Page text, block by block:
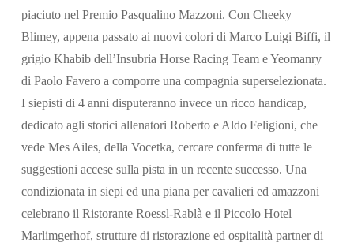
piaciuto nel Premio Pasqualino Mazzoni. Con Cheeky
Blimey, appena passato ai nuovi colori di Marco Luigi Biffi, il
grigio Khabib dell’Insubria Horse Racing Team e Yeomanry
di Paolo Favero a comporre una compagnia superselezionata.
I siepisti di 4 anni disputeranno invece un ricco handicap,
dedicato agli storici allenatori Roberto e Aldo Feligioni, che
vede Mes Ailes, della Vocetka, cercare conferma di tutte le
suggestioni accese sulla pista in un recente successo. Una
condizionata in siepi ed una piana per cavalieri ed amazzoni
celebrano il Ristorante Roessl-Rablà e il Piccolo Hotel
Marlimgerhof, strutture di ristorazione ed ospitalità partner di